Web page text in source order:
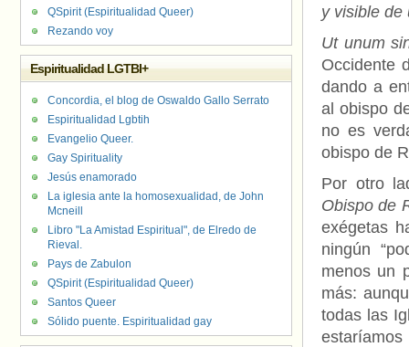
y visible de
Ut unum
Occidente
dando a
al obispo
no es
obispo de
Por otro
Obispo de
exégetas
ningún
menos un
más:
todas las
QSpirit (Espiritualidad Queer)
Rezando voy
Espiritualidad LGTBI+
Concordia, el blog de Oswaldo Gallo Serrato
Espiritualidad Lgbtih
Evangelio Queer.
Gay Spirituality
Jesús enamorado
La iglesia ante la homosexualidad, de John
Mcneill
Libro "La Amistad Espiritual", de Elredo de
Rieval.
Pays de Zabulon
QSpirit (Espiritualidad Queer)
Santos Queer
Sólido puente. Espiritualidad gay